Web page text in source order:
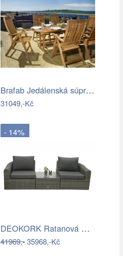
Brafab Jedálenská súprava EVERTON Mdum
31049,-Kč
- 14%
DEOKORK Ratanová modulová sestava…
41969,-35968,-Kč